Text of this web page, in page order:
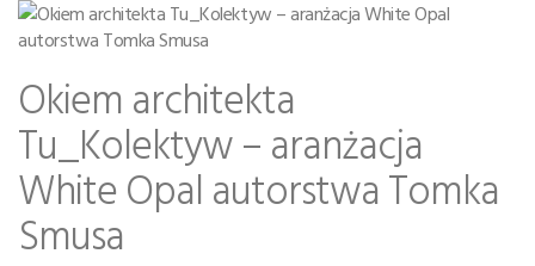
Okiem architekta
Tu_Kolektyw – aranżacja
White Opal autorstwa Tomka
Smusa